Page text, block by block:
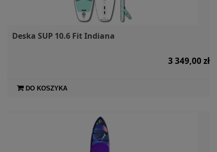
Deska SUP 10.6 Fit Indiana
3 349,00 zł
DO KOSZYKA